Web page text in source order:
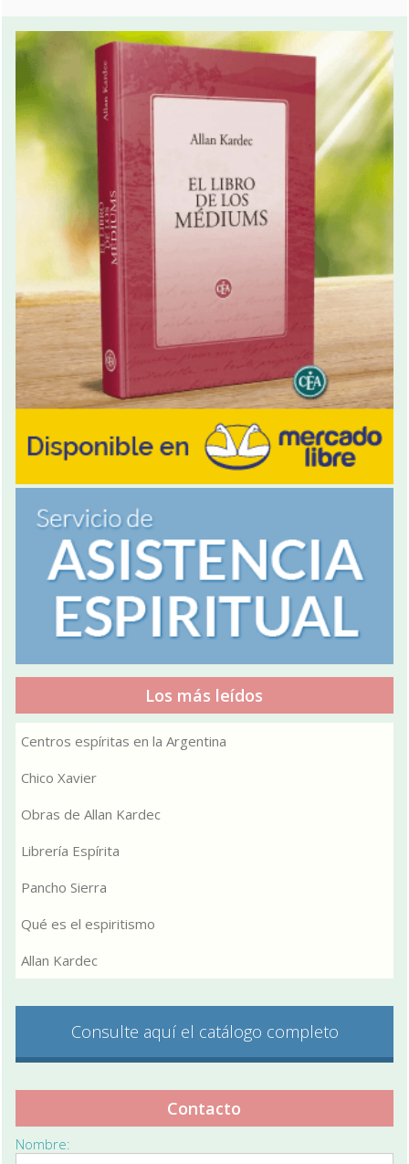
Los más leídos
Centros espíritas en la Argentina
Chico Xavier
Obras de Allan Kardec
Librería Espírita
Pancho Sierra
Qué es el espiritismo
Allan Kardec
Consulte aquí el catálogo completo
Contacto
Nombre: